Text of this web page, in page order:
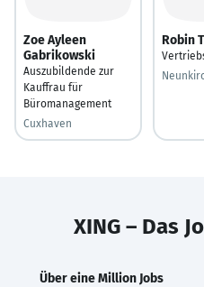
Zoe Ayleen
Gabrikowski
Auszubildende zur
Kauffrau für
Büromanagement
Cuxhaven
Robin
XING – Das
Über eine Million Jobs